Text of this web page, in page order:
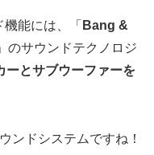
能には、「 Bang &
」のサウンドテクノロジ
ーとサブウーファーを
ンドシステムですね！